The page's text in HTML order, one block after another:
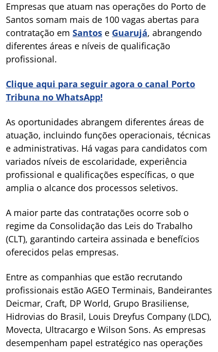
Empresas que atuam nas operações do Porto de
Santos somam mais de 100 vagas abertas para
contratação em Santos e Guarujá, abrangendo
diferentes áreas e níveis de qualificação
profissional.
Clique aqui para seguir agora o canal Porto
Tribuna no WhatsApp!
As oportunidades abrangem diferentes áreas de
atuação, incluindo funções operacionais, técnicas
e administrativas. Há vagas para candidatos com
variados níveis de escolaridade, experiência
profissional e qualificações específicas, o que
amplia o alcance dos processos seletivos.
A maior parte das contratações ocorre sob o
regime da Consolidação das Leis do Trabalho
(CLT), garantindo carteira assinada e benefícios
oferecidos pelas empresas.
Entre as companhias que estão recrutando
profissionais estão AGEO Terminais, Bandeirantes
Deicmar, Craft, DP World, Grupo Brasiliense,
Hidrovias do Brasil, Louis Dreyfus Company (LDC),
Movecta, Ultracargo e Wilson Sons. As empresas
desempenham papel estratégico nas operações